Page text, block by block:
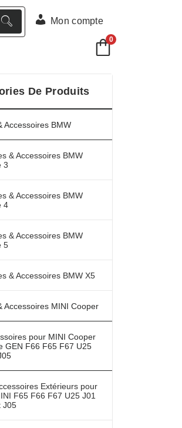
Mon compte
0
De Produits
Accessoires BMW
& Accessoires BMW
3
& Accessoires BMW
4
& Accessoires BMW
5
& Accessoires BMW X5
Accessoires MINI Cooper
pour MINI Cooper
GEN F66 F65 F67 U25
Extérieurs pour
F65 F66 F67 U25 J01
J05